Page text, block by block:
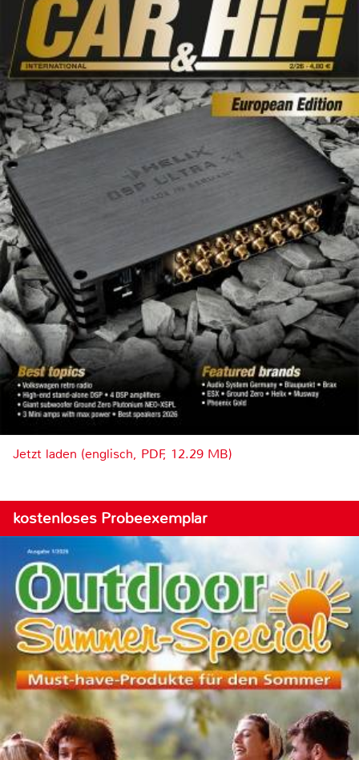
Jetzt laden (englisch, PDF, 12.29 MB)
kostenloses Probeexemplar